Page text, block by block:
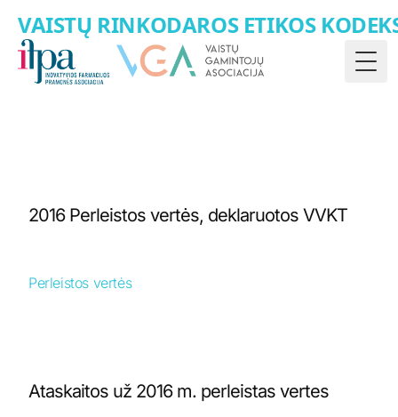
VAISTŲ RINKODAROS ETIKOS
2016 Perleistos vertės, deklaruotos VVKT
Perleistos vertės
Ataskaitos už 2016 m. perleistas vertes